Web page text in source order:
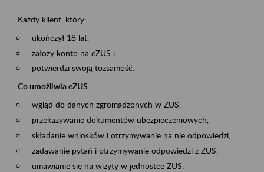
Każdy klient, który:
ukończył 18 lat,
założy konto na eZUS i
potwierdzi swoją tożsamość.
Co umożliwia eZUS
wgląd do danych zgromadzonych w ZUS,
przekazywanie dokumentów ubezpieczeniowych,
składanie wniosków i otrzymywanie na nie odpowiedzi,
zadawanie pytań i otrzymywanie odpowiedzi z ZUS,
umawianie się na wizyty w jednostce ZUS.